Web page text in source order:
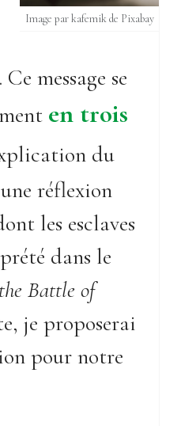
Image par kafemik de Pixabay
message se
en trois
du
réflexion
les esclaves
dans le
Battle of
je proposerai
pour notre